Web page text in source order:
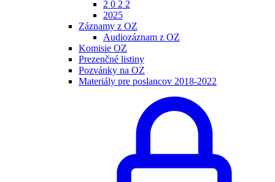
2 0 2 2
2025
Záznamy z OZ
Audiozáznam z OZ
Komisie OZ
Prezenčné listiny
Pozvánky na OZ
Materiály pre poslancov 2018-2022